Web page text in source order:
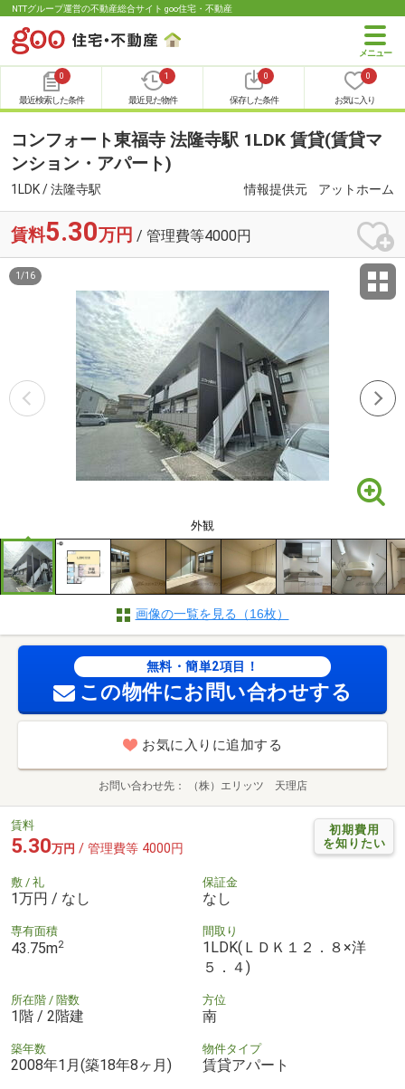
NTTグループ運営の不動産総合サイト goo住宅・不動産
0
最近検索した条件
1
最近見た物件
0
保存した条件
0
お気に入り
コンフォート東福寺 法隆寺駅 1LDK 賃貸(賃貸マ
ンション・アパート)
1LDK / 法隆寺駅 情報提供元 アットホーム
賃料5.30万円 / 管理費等4000円
外観
1 /16
画像の一覧を見る（16枚）
無料・簡単2項目！
この物件にお問い合わせする
お気に入りに追加する
お問い合わせ先 （株）エリッツ 天理店
初期費用
を知りたい
賃料
5.30万円 / 管理費等 4000円
敷 / 礼
1万円 / なし
保証金
なし
専有面積
43.75m2
間取り
1LDK(ＬＤＫ１２．８×洋
５．４)
所在階 / 階数
1階 / 2階建
方位
南
築年数
2008年1月(築18年8ヶ月)
物件タイプ
賃貸アパート